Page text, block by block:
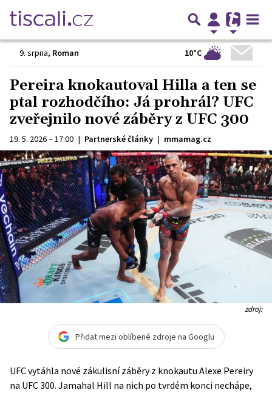
9. srpna, Roman 10°C
Pereira knokautoval Hilla a ten se
ptal rozhodčího: Já prohrál? UFC
zveřejnilo nové záběry z UFC 300
19. 5. 2026 – 17:00 | Partnerské články | mmamag.cz
zdroj:
Přidat mezi oblíbené zdroje na Googlu
UFC vytáhla nové zákulisní záběry z knokautu Alexe Pereiry
na UFC 300. Jamahal Hill na nich po tvrdém konci nechápe,